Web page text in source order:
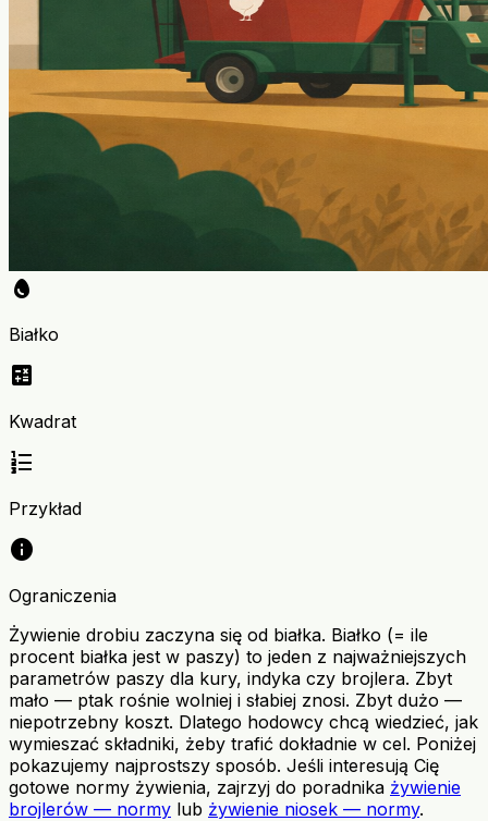
egg
Białko
calculate
Kwadrat
format_list_numbered
Przykład
info
Ograniczenia
Żywienie drobiu zaczyna się od białka. Białko (= ile
procent białka jest w paszy) to jeden z najważniejszych
parametrów paszy dla kury, indyka czy brojlera. Zbyt
mało — ptak rośnie wolniej i słabiej znosi. Zbyt dużo —
niepotrzebny koszt. Dlatego hodowcy chcą wiedzieć, jak
wymieszać składniki, żeby trafić dokładnie w cel. Poniżej
pokazujemy najprostszy sposób. Jeśli interesują Cię
gotowe normy żywienia, zajrzyj do poradnika żywienie
brojlerów — normy lub żywienie niosek — normy.